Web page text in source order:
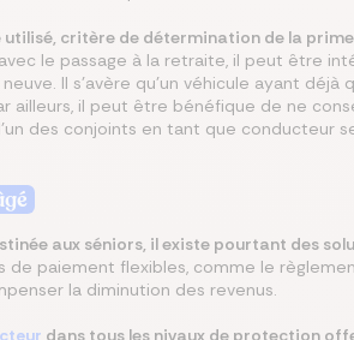
critère de détermination de la
le passage à la retraite, il peut être
Il s’avère qu’un véhicule ayant
ailleurs, il peut être bénéfique de ne
des conjoints en tant que conducteur
aux séniors, il existe pourtant des
de paiement flexibles, comme le
la diminution des revenus.
dans tous les nivaux de protection